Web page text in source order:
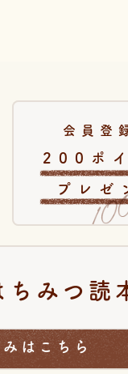
会員登
200ポ
プレゼ
ちみつ
みはこちら